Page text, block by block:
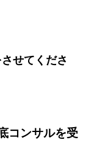
せてくださ
コンサルを受